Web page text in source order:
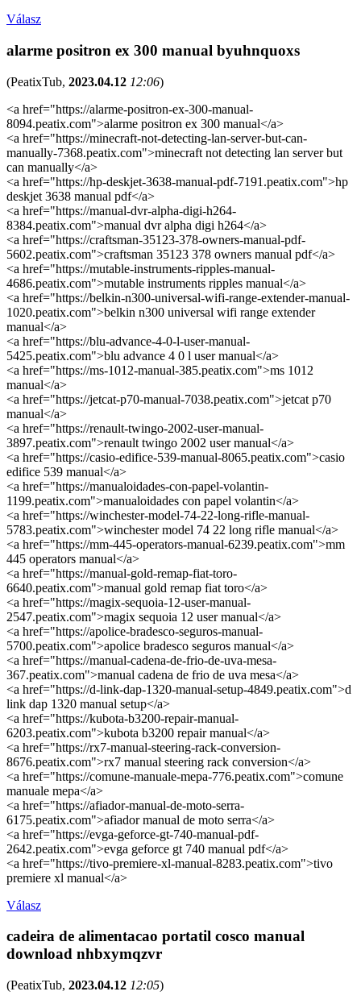
Válasz
alarme positron ex 300 manual byuhnquoxs
(PeatixTub, 2023.04.12 12:06)
<a href="https://alarme-positron-ex-300-manual-
8094.peatix.com">alarme positron ex 300 manual</a>
<a href="https://minecraft-not-detecting-lan-server-but-can-
manually-7368.peatix.com">minecraft not detecting lan server but
can manually</a>
<a href="https://hp-deskjet-3638-manual-pdf-7191.peatix.com">hp
deskjet 3638 manual pdf</a>
<a href="https://manual-dvr-alpha-digi-h264-
8384.peatix.com">manual dvr alpha digi h264</a>
<a href="https://craftsman-35123-378-owners-manual-pdf-
5602.peatix.com">craftsman 35123 378 owners manual pdf</a>
<a href="https://mutable-instruments-ripples-manual-
4686.peatix.com">mutable instruments ripples manual</a>
<a href="https://belkin-n300-universal-wifi-range-extender-manual-
1020.peatix.com">belkin n300 universal wifi range extender
manual</a>
<a href="https://blu-advance-4-0-l-user-manual-
5425.peatix.com">blu advance 4 0 l user manual</a>
<a href="https://ms-1012-manual-385.peatix.com">ms 1012
manual</a>
<a href="https://jetcat-p70-manual-7038.peatix.com">jetcat p70
manual</a>
<a href="https://renault-twingo-2002-user-manual-
3897.peatix.com">renault twingo 2002 user manual</a>
<a href="https://casio-edifice-539-manual-8065.peatix.com">casio
edifice 539 manual</a>
<a href="https://manualoidades-con-papel-volantin-
1199.peatix.com">manualoidades con papel volantin</a>
<a href="https://winchester-model-74-22-long-rifle-manual-
5783.peatix.com">winchester model 74 22 long rifle manual</a>
<a href="https://mm-445-operators-manual-6239.peatix.com">mm
445 operators manual</a>
<a href="https://manual-gold-remap-fiat-toro-
6640.peatix.com">manual gold remap fiat toro</a>
<a href="https://magix-sequoia-12-user-manual-
2547.peatix.com">magix sequoia 12 user manual</a>
<a href="https://apolice-bradesco-seguros-manual-
5700.peatix.com">apolice bradesco seguros manual</a>
<a href="https://manual-cadena-de-frio-de-uva-mesa-
367.peatix.com">manual cadena de frio de uva mesa</a>
<a href="https://d-link-dap-1320-manual-setup-4849.peatix.com">d
link dap 1320 manual setup</a>
<a href="https://kubota-b3200-repair-manual-
6203.peatix.com">kubota b3200 repair manual</a>
<a href="https://rx7-manual-steering-rack-conversion-
8676.peatix.com">rx7 manual steering rack conversion</a>
<a href="https://comune-manuale-mepa-776.peatix.com">comune
manuale mepa</a>
<a href="https://afiador-manual-de-moto-serra-
6175.peatix.com">afiador manual de moto serra</a>
<a href="https://evga-geforce-gt-740-manual-pdf-
2642.peatix.com">evga geforce gt 740 manual pdf</a>
<a href="https://tivo-premiere-xl-manual-8283.peatix.com">tivo
premiere xl manual</a>
Válasz
cadeira de alimentacao portatil cosco manual
download nhbxymqzvr
(PeatixTub, 2023.04.12 12:05)